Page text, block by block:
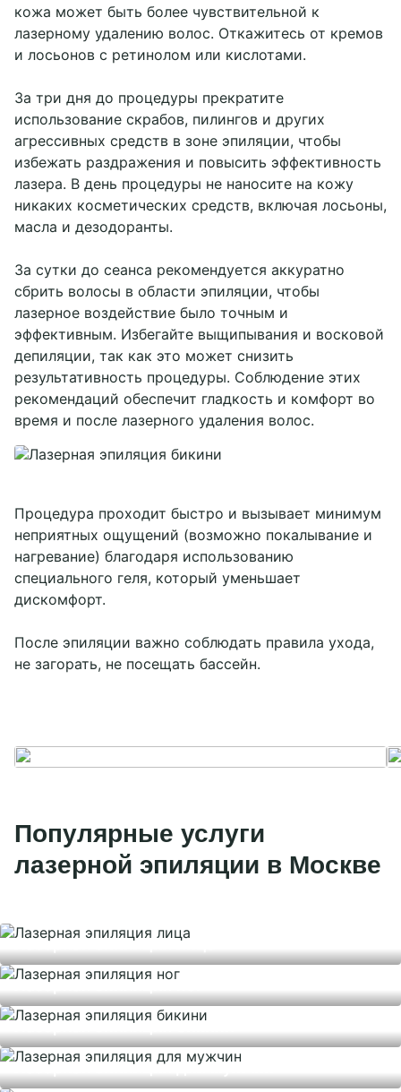
кожа может быть более чувствительной к
лазерному удалению волос. Откажитесь от кремов
и лосьонов с ретинолом или кислотами.
За три дня до процедуры прекратите
использование скрабов, пилингов и других
агрессивных средств в зоне эпиляции, чтобы
избежать раздражения и повысить эффективность
лазера. В день процедуры не наносите на кожу
никаких косметических средств, включая лосьоны,
масла и дезодоранты.
За сутки до сеанса рекомендуется аккуратно
сбрить волосы в области эпиляции, чтобы
лазерное воздействие было точным и
эффективным. Избегайте выщипывания и восковой
депиляции, так как это может снизить
результативность процедуры. Соблюдение этих
рекомендаций обеспечит гладкость и комфорт во
время и после лазерного удаления волос.
Процедура проходит быстро и вызывает минимум
неприятных ощущений (возможно покалывание и
нагревание) благодаря использованию
специального геля, который уменьшает
дискомфорт.
После эпиляции важно соблюдать правила ухода,
не загорать, не посещать бассейн.
Популярные услуги
лазерной эпиляции в Москве
Лазерная эпиляция лица
Лазерная эпиляция ног
Лазерная эпиляция бикини
Лазерная эпиляция для мужчин